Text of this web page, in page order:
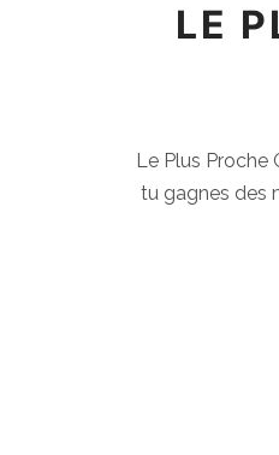
LE
Le Plus Proche
tu gagnes des